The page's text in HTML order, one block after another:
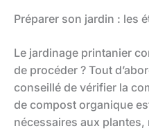
Préparer son jardin : les
Le jardinage printanier
de procéder ? Tout
conseillé de vérifier la
de compost organique
nécessaires aux plantes,